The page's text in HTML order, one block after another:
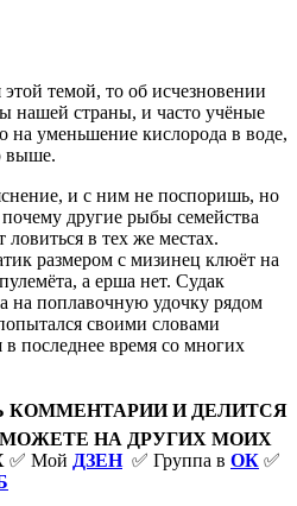
этой темой, то об исчезновении
нашей страны, и часто учёные
уменьшение кислорода в воде,
выше.
и с ним не поспоришь, но
почему другие рыбы семейства
в тех же местах.
размером с мизинец клюёт на
а ерша нет. Судак
на поплавочную удочку рядом
своими словами
последнее время со многих
КОММЕНТАРИИ И ДЕЛИТСЯ
НА ДРУГИХ МОИХ
✅ Мой ДЗЕН✅ Группа в ОК ✅